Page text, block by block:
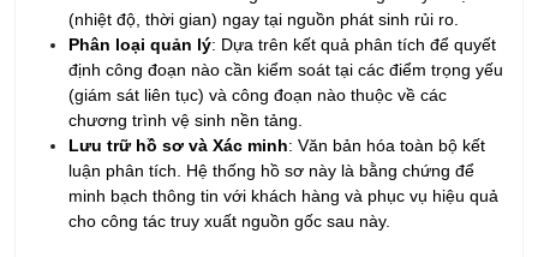
Khóa học Tối ưu hóa Quản lý Sản xuất với Chat
GPT
13/08/2026
Khóa Học Kỹ Năng Thuyết Trình Chuyên Nghiệp
14/08/2026
Khóa Học Kỹ Năng Giao Tiếp Chuyên Nghiệp
14/08/2026